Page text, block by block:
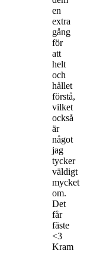
en
extra
gång
för
att
helt
och
hållet
förstå,
vilket
också
är
något
jag
tycker
väldigt
mycket
om.
Det
får
fäste
<3
Kram